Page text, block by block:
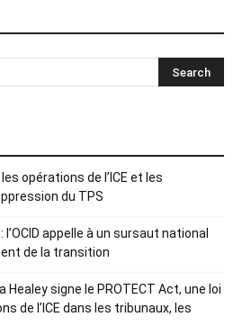
opérations de l’ICE et les
du TPS
appelle à un sursaut national
de la transition
signe le PROTECT Act, une loi
de l’ICE dans les tribunaux, les